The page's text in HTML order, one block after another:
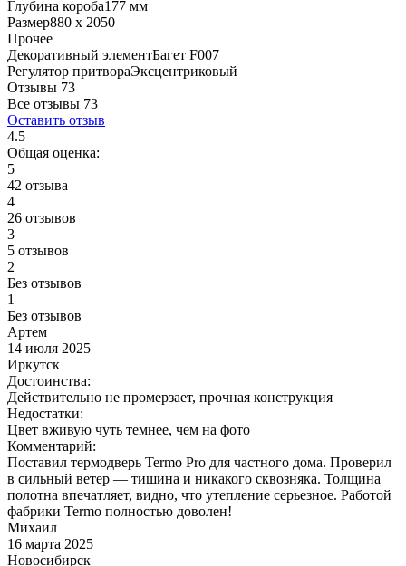
Глубина короба177 мм
Размер880 x 2050
Прочее
Декоративный элементБагет F007
Регулятор притвораЭксцентриковый
Отзывы 73
Все отзывы 73
Оставить отзыв
4.5
Общая оценка:
5
42 отзыва
4
26 отзывов
3
5 отзывов
2
Без отзывов
1
Без отзывов
Артем
14 июля 2025
Иркутск
Достоинства:
Действительно не промерзает, прочная конструкция
Недостатки:
Цвет вживую чуть темнее, чем на фото
Комментарий:
Поставил термодверь Termo Pro для частного дома. Проверил
в сильный ветер — тишина и никакого сквозняка. Толщина
полотна впечатляет, видно, что утепление серьезное. Работой
фабрики Termo полностью доволен!
Михаил
16 марта 2025
Новосибирск